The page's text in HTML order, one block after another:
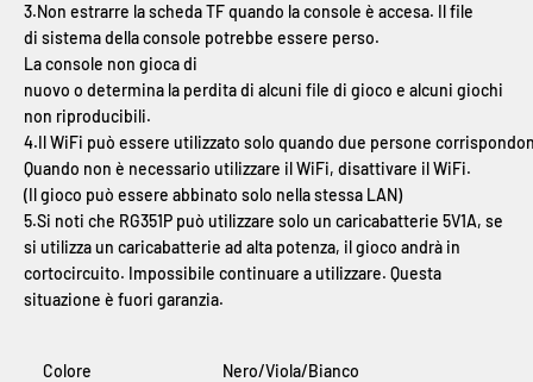
3.Non estrarre la scheda TF quando la console è accesa. Il file
di sistema della console potrebbe essere perso.
La console non gioca di
nuovo o determina la perdita di alcuni file di gioco e alcuni giochi
non riproducibili.
4.Il WiFi può essere utilizzato solo quando due persone
Quando non è necessario utilizzare il WiFi, disattivare il WiFi.
(Il gioco può essere abbinato solo nella stessa LAN)
5.Si noti che RG351P può utilizzare solo un caricabatterie 5V1A, se
si utilizza un caricabatterie ad alta potenza, il gioco andrà in
cortocircuito. Impossibile continuare a utilizzare. Questa
situazione è fuori garanzia.
Colore Nero/Viola/Bianco